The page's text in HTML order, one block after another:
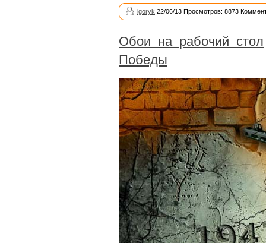
igoryk 22/06/13 Просмотров: 8873
Обои на рабочий стол
Победы